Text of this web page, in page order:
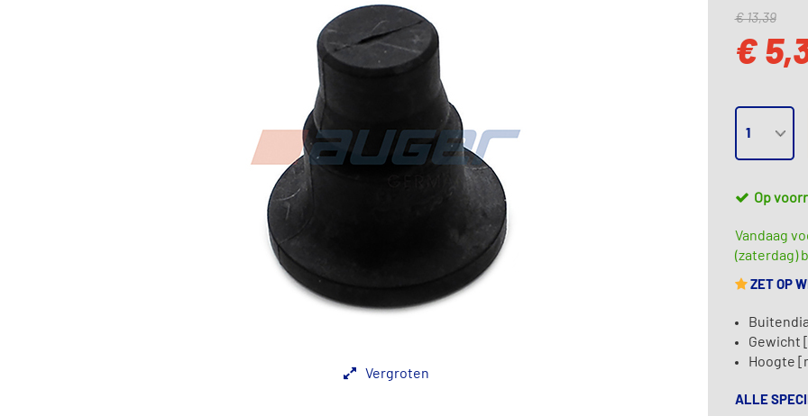
Vergroten
€ 13,39
€
Op
Vandaag
(zaterdag)
ZET OP
Gewicht
Hoogte
ALLE